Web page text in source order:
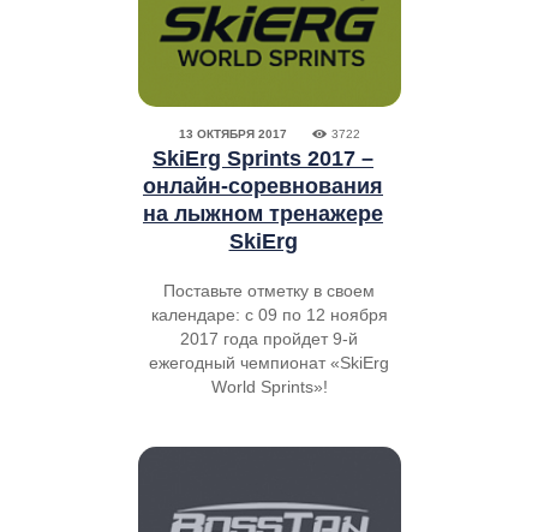
13 ОКТЯБРЯ 2017 3722
SkiErg Sprints 2017 –
онлайн-соревнования
на лыжном тренажере
SkiErg
Поставьте отметку в своем
календаре: с 09 по 12 ноября
2017 года пройдет 9-й
ежегодный чемпионат «SkiErg
World Sprints»!